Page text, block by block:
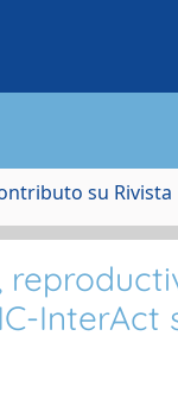
su Rivista
InterAct